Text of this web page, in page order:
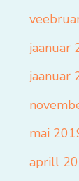
jaanuar
jaanuar
mai
aprill